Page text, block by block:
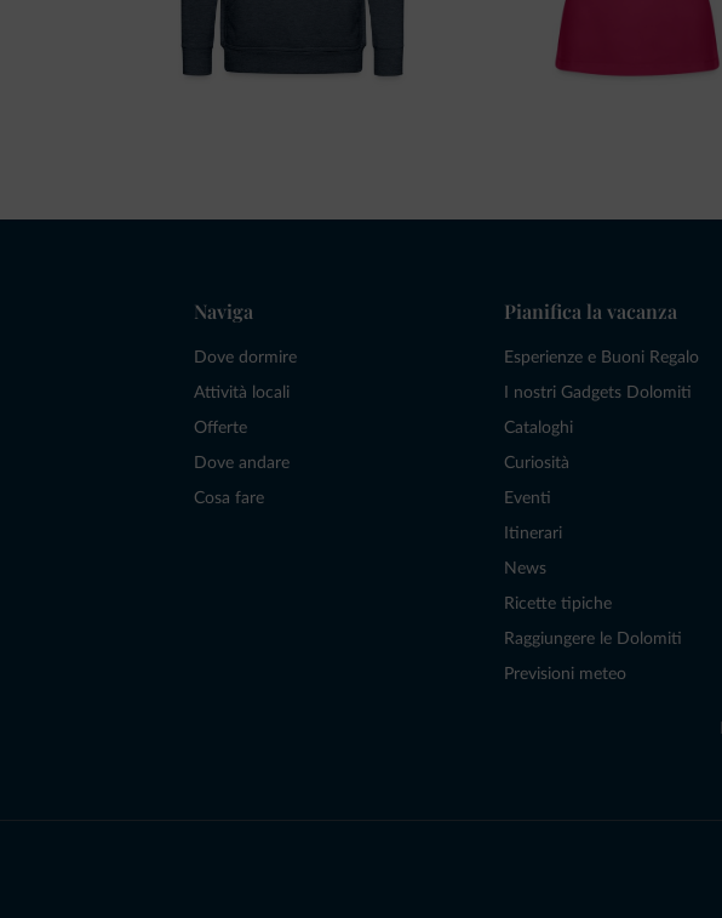
Naviga
Dove dormire
Attività locali
Offerte
Dove andare
Cosa fare
Pianifica la vacanza
Esperienze e Buoni Regalo
I nostri Gadgets Dolomiti
Cataloghi
Curiosità
Eventi
Itinerari
News
Ricette tipiche
Raggiungere le Dolomiti
Previsioni meteo